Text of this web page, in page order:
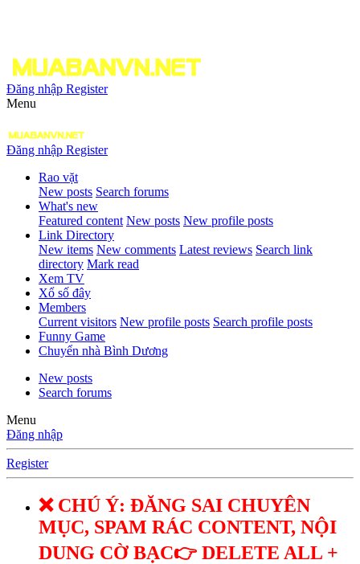
Đăng nhập Register
Menu
Đăng nhập Register
Rao vặt
New posts Search forums
What's new
Featured content New posts New profile posts
Link Directory
New items New comments Latest reviews Search link
directory Mark read
Xem TV
Xổ số đây
Members
Current visitors New profile posts Search profile posts
Funny Game
Chuyển nhà Bình Dương
New posts
Search forums
Menu
Đăng nhập
Register
❌ CHÚ Ý: ĐĂNG SAI CHUYÊN
MỤC, SPAM RÁC CONTENT, NỘI
DUNG CỜ BẠC👉 DELETE ALL +